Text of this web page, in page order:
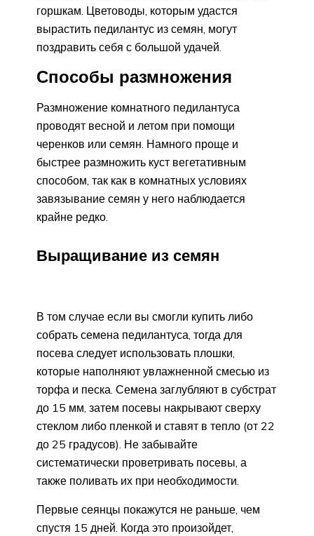
горшкам. Цветоводы, которым удастся
вырастить педилантус из семян, могут
поздравить себя с большой удачей.
Способы размножения
Размножение комнатного педилантуса
проводят весной и летом при помощи
черенков или семян. Намного проще и
быстрее размножить куст вегетативным
способом, так как в комнатных условиях
завязывание семян у него наблюдается
крайне редко.
Выращивание из семян
В том случае если вы смогли купить либо
собрать семена педилантуса, тогда для
посева следует использовать плошки,
которые наполняют увлажненной смесью из
торфа и песка. Семена заглубляют в субстрат
до 15 мм, затем посевы накрывают сверху
стеклом либо пленкой и ставят в тепло (от 22
до 25 градусов). Не забывайте
систематически проветривать посевы, а
также поливать их при необходимости.
Первые сеянцы покажутся не раньше, чем
спустя 15 дней. Когда это произойдет,